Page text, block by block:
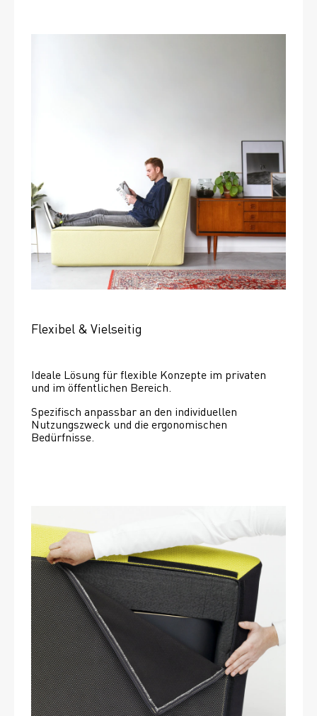
Flexibel & Vielseitig
Ideale Lösung für flexible Konzepte im privaten
und im öffentlichen Bereich.
Spezifisch anpassbar an den individuellen
Nutzungszweck und die ergonomischen
Bedürfnisse.